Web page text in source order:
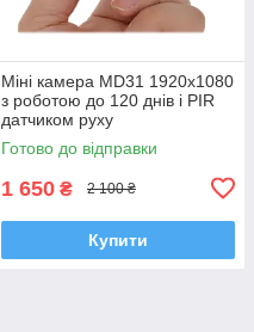
Міні камера MD31 1920x1080
з роботою до 120 днів і PIR
датчиком руху
Готово до відправки
1 650 ₴ 2 100 ₴
Купити